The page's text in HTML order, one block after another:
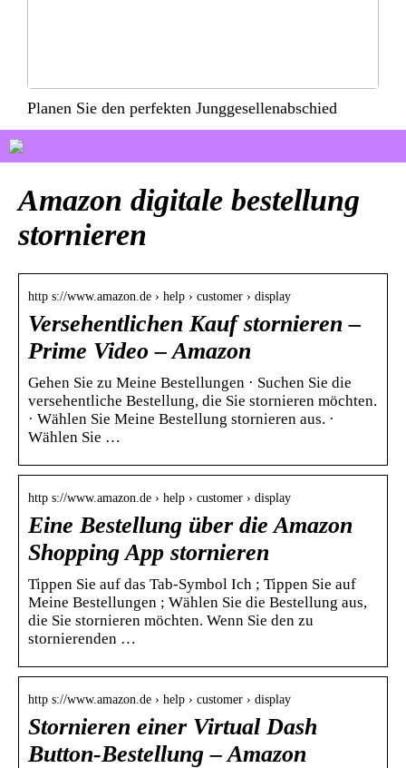
Planen Sie den perfekten Junggesellenabschied
Amazon digitale bestellung
stornieren
http s://www.amazon.de › help › customer › display
Versehentlichen Kauf stornieren –
Prime Video – Amazon
Gehen Sie zu Meine Bestellungen · Suchen Sie die
versehentliche Bestellung, die Sie stornieren möchten.
· Wählen Sie Meine Bestellung stornieren aus. ·
Wählen Sie …
http s://www.amazon.de › help › customer › display
Eine Bestellung über die Amazon
Shopping App stornieren
Tippen Sie auf das Tab-Symbol Ich ; Tippen Sie auf
Meine Bestellungen ; Wählen Sie die Bestellung aus,
die Sie stornieren möchten. Wenn Sie den zu
stornierenden …
http s://www.amazon.de › help › customer › display
Stornieren einer Virtual Dash
Button-Bestellung – Amazon